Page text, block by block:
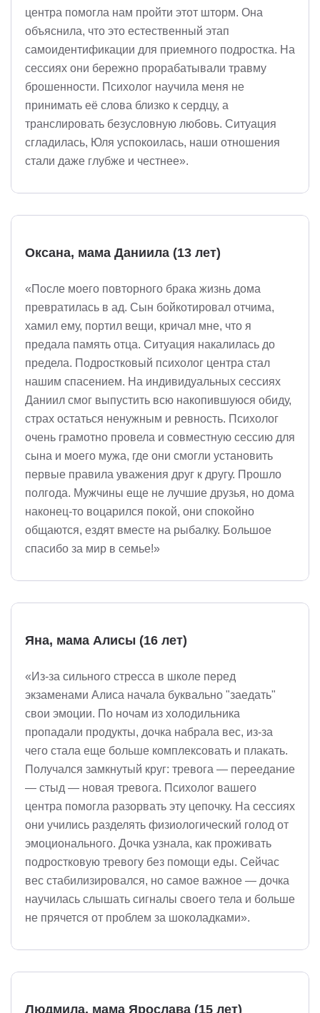
центра помогла нам пройти этот шторм. Она
объяснила, что это естественный этап
самоидентификации для приемного подростка. На
сессиях они бережно прорабатывали травму
брошенности. Психолог научила меня не
принимать её слова близко к сердцу, а
транслировать безусловную любовь. Ситуация
сгладилась, Юля успокоилась, наши отношения
стали даже глубже и честнее».
Оксана, мама Даниила (13 лет)
«После моего повторного брака жизнь дома
превратилась в ад. Сын бойкотировал отчима,
хамил ему, портил вещи, кричал мне, что я
предала память отца. Ситуация накалилась до
предела. Подростковый психолог центра стал
нашим спасением. На индивидуальных сессиях
Даниил смог выпустить всю накопившуюся обиду,
страх остаться ненужным и ревность. Психолог
очень грамотно провела и совместную сессию для
сына и моего мужа, где они смогли установить
первые правила уважения друг к другу. Прошло
полгода. Мужчины еще не лучшие друзья, но дома
наконец-то воцарился покой, они спокойно
общаются, ездят вместе на рыбалку. Большое
спасибо за мир в семье!»
Яна, мама Алисы (16 лет)
«Из-за сильного стресса в школе перед
экзаменами Алиса начала буквально "заедать"
свои эмоции. По ночам из холодильника
пропадали продукты, дочка набрала вес, из-за
чего стала еще больше комплексовать и плакать.
Получался замкнутый круг: тревога — переедание
— стыд — новая тревога. Психолог вашего
центра помогла разорвать эту цепочку. На сессиях
они учились разделять физиологический голод от
эмоционального. Дочка узнала, как проживать
подростковую тревогу без помощи еды. Сейчас
вес стабилизировался, но самое важное — дочка
научилась слышать сигналы своего тела и больше
не прячется от проблем за шоколадками».
Людмила, мама Ярослава (15 лет)